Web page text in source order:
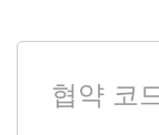
협약 코